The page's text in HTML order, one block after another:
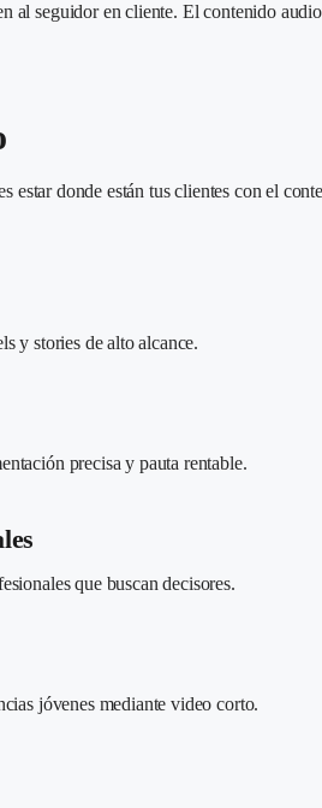
al seguidor en cliente. El contenido
estar donde están tus clientes con el
y stories de alto alcance.
precisa y pauta rentable.
que buscan decisores.
jóvenes mediante video corto.